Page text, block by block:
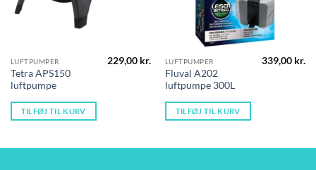
LUFTPUMPER
Tetra APS150
luftpumpe
229,00 kr.
TILFØJ TIL KURV
LUFTPUMPER
Fluval A202
luftpumpe 300L
339,00 kr.
TILFØJ TIL KURV